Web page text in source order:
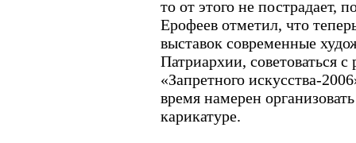
то от этого не пострадает,
Ерофеев отметил, что
выставок современные
Патриархии, советоваться
«Запретного искусства-
время намерен
карикатуре.